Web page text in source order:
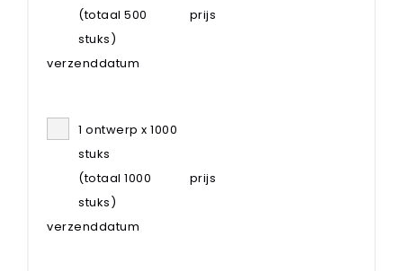
(totaal 500
stuks)
prijs
verzenddatum
1 ontwerp x 1000
stuks
(totaal 1000
stuks)
prijs
verzenddatum